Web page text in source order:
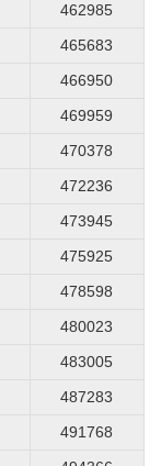
462985
465683
466950
469959
470378
472236
473945
475925
478598
480023
483005
487283
491768